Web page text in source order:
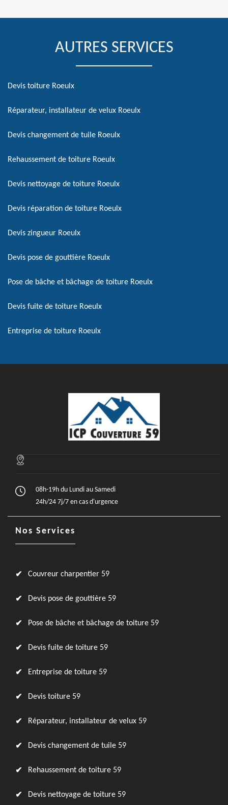
AUTRES SERVICES
Devis toiture Roeulx
Réparateur, installateur de velux Roeulx
Devis changement de tuile Roeulx
Rehaussement de toiture Roeulx
Devis nettoyage de toiture Roeulx
Devis réparation de toiture Roeulx
Devis zingueur Roeulx
Devis pose de gouttière Roeulx
Pose de bâche et bâchage de toiture Roeulx
Devis fuite de toiture Roeulx
Entreprise de toiture Roeulx
08h-19h du Lundi au Samedi
24h/24 7j/7 en cas d'urgence
Nos Services
Couvreur charpentier 59
Devis pose de gouttière 59
Pose de bâche et bâchage de toiture 59
Devis fuite de toiture 59
Entreprise de toiture 59
Devis toiture 59
Réparateur, installateur de velux 59
Devis changement de tuile 59
Rehaussement de toiture 59
Devis nettoyage de toiture 59